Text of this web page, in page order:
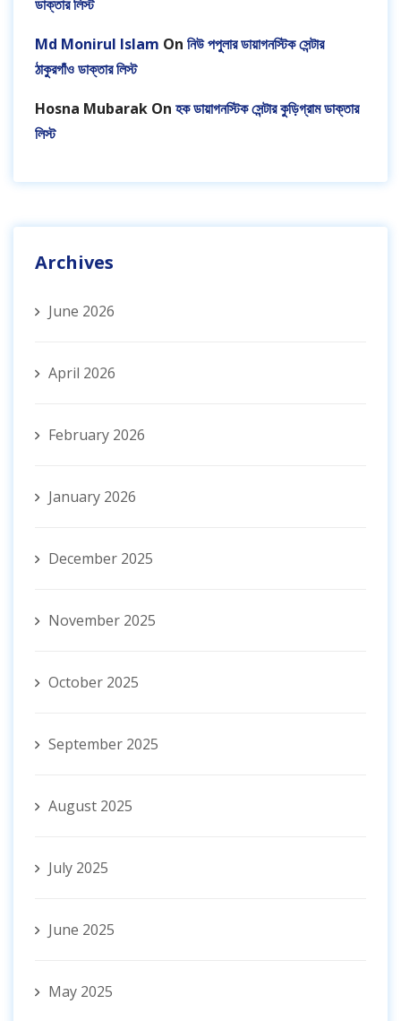
ডাক্তার লিস্ট
Md Monirul Islam On নিউ পপুলার ডায়াগনস্টিক সেন্টার
ঠাকুরগাঁও ডাক্তার লিস্ট
Hosna Mubarak On হক ডায়াগনস্টিক সেন্টার কুড়িগ্রাম ডাক্তার
লিস্ট
Archives
June 2026
April 2026
February 2026
January 2026
December 2025
November 2025
October 2025
September 2025
August 2025
July 2025
June 2025
May 2025